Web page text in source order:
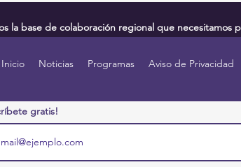
la base de colaboración regional que necesitamos
Inicio Noticias Programas Aviso de Privacidad
gratis!